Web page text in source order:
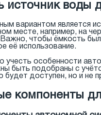
источник воды
вариантом является
месте, например, на
чтобы ёмкость
её использование.
учесть особенности
быть подобраны с
будет доступен, но и не
компоненты